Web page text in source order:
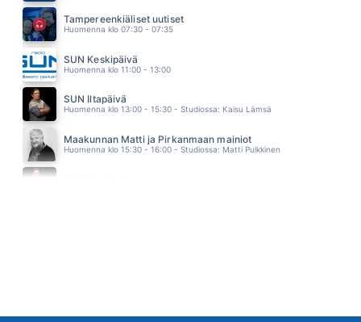
DASHA
11.04
KUNINGASIDEA
10.56
VESTERINEN YHTYEINEEN
10.52
JUSSI & THE BOYS
10.49
Tampereenkiäliset uutiset
Huomenna klo 07:30 - 07:35
SUN Keskipäivä
Huomenna klo 11:00 - 13:00
SUN Iltapäivä
Huomenna klo 13:00 - 15:30 - Studiossa: Kaisu Lämsä
Maakunnan Matti ja Pirkanmaan mainiot
Huomenna klo 15:30 - 16:00 - Studiossa: Matti Pulkkinen